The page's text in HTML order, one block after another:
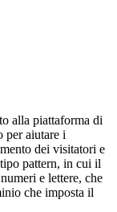
alla piattaforma di
per aiutare i
dei visitatori e
pattern, in cui il
e lettere, che
che imposta il